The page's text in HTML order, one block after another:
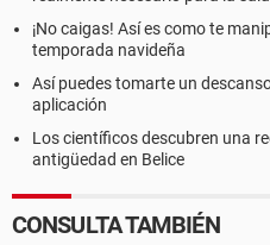
¡No caigas! Así es como te
temporada navideña
Así puedes tomarte un
aplicación
Los científicos descubren una
antigüedad en Belice
CONSULTA TAMBIÉN